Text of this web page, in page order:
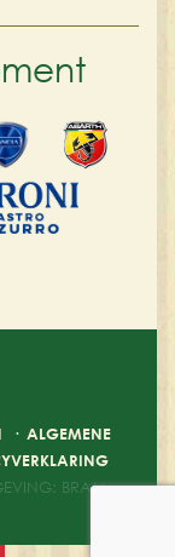
· ALGEMENE
BRAM